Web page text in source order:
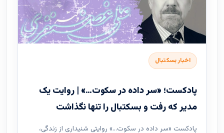
اخبار بسکتبال
پادکست؛ «سر داده در سکوت…» | روایت یک
مدیر که رفت و بسکتبال را تنها نگذاشت
پادکست «سر داده در سکوت…» روایتی شنیداری از زندگی،